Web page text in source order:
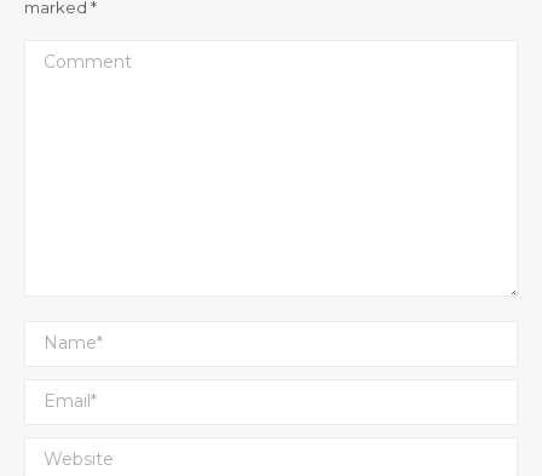
marked *
Comment
Name *
Email *
Website